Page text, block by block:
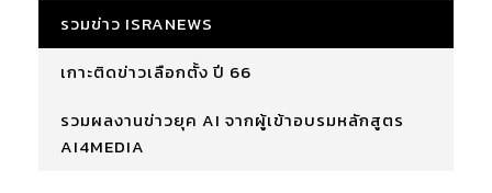
รวมข่าว ISRANEWS
เกาะติดข่าวเลือกตั้ง ปี 66
รวมผลงานข่าวยุค AI จากผู้เข้าอบรมหลักสูตร
AI4MEDIA